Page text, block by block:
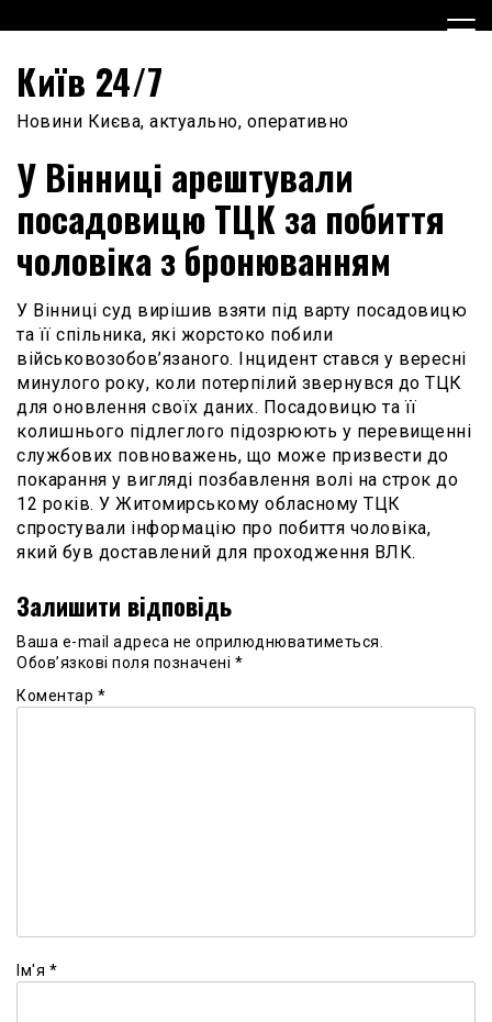
to
Київ 24/7
Новини Києва, актуально, оперативно
У Вінниці арештували
посадовицю ТЦК за побиття
чоловіка з бронюванням
У Вінниці суд вирішив взяти під варту посадовицю
та її спільника, які жорстоко побили
військовозобов’язаного. Інцидент стався у вересні
минулого року, коли потерпілий звернувся до ТЦК
для оновлення своїх даних. Посадовицю та її
колишнього підлеглого підозрюють у перевищенні
службових повноважень, що може призвести до
покарання у вигляді позбавлення волі на строк до
12 років. У Житомирському обласному ТЦК
спростували інформацію про побиття чоловіка,
який був доставлений для проходження ВЛК.
Залишити відповідь
Ваша e-mail адреса не оприлюднюватиметься.
Обов’язкові поля позначені *
Коментар *
Ім'я *